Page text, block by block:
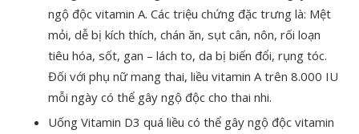
ngộ độc vitamin A. Các triệu chứng đặc trưng là: Mệt
mỏi, dễ bị kích thích, chán ăn, sụt cân, nôn, rối loạn
tiêu hóa, sốt, gan – lách to, da bị biến đổi, rụng tóc.
Đối với phụ nữ mang thai, liều vitamin A trên 8.000 IU
mỗi ngày có thể gây ngộ độc cho thai nhi.
Uống Vitamin D3 quá liều có thể gây ngộ độc vitamin